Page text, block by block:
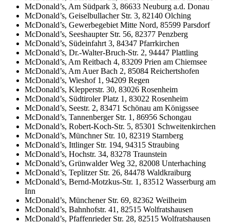
McDonald’s, Am Südpark 3, 86633 Neuburg a.d. Donau
McDonald’s, Geiselbullacher Str. 3, 82140 Olching
McDonald’s, Gewerbegebiet Mitte Nord, 85599 Parsdorf
McDonald’s, Seeshaupter Str. 56, 82377 Penzberg
McDonald’s, Südeinfahrt 3, 84347 Pfarrkirchen
McDonald’s, Dr.-Walter-Bruch-Str. 2, 94447 Plattling
McDonald’s, Am Reitbach 4, 83209 Prien am Chiemsee
McDonald’s, Am Auer Bach 2, 85084 Reichertshofen
McDonald’s, Wieshof 1, 94209 Regen
McDonald’s, Klepperstr. 30, 83026 Rosenheim
McDonald’s, Südtiroler Platz 1, 83022 Rosenheim
McDonald’s, Seestr. 2, 83471 Schönau am Königssee
McDonald’s, Tannenberger Str. 1, 86956 Schongau
McDonald’s, Robert-Koch-Str. 5, 85301 Schweitenkirchen
McDonald’s, Münchner Str. 10, 82319 Starnberg
McDonald’s, Ittlinger Str. 194, 94315 Straubing
McDonald’s, Hochstr. 34, 83278 Traunstein
McDonald’s, Grünwalder Weg 32, 82008 Unterhaching
McDonald’s, Teplitzer Str. 26, 84478 Waldkraiburg
McDonald’s, Bernd-Motzkus-Str. 1, 83512 Wasserburg am
Inn
McDonald’s, Münchener Str. 69, 82362 Weilheim
McDonald’s, Bahnhofstr. 41, 82515 Wolfratshausen
McDonald’s, Pfaffenrieder Str. 28, 82515 Wolfratshausen